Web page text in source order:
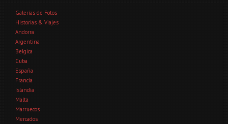
Galerías de Fotos
Historias & Viajes
Andorra
Argentina
Belgica
Cuba
España
Francia
Islandia
Malta
Marruecos
Mercados